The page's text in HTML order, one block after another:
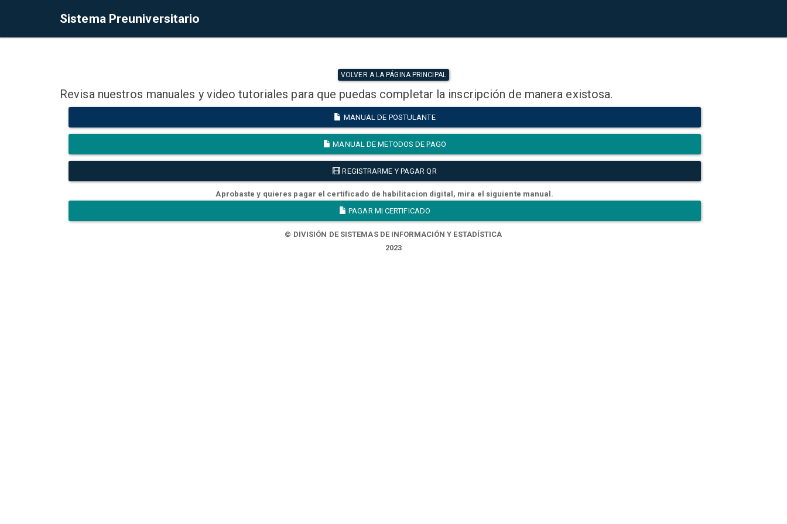
Sistema Preuniversitario
VOLVER A LA PÁGINA PRINCIPAL
Revisa nuestros manuales y video tutoriales para que puedas completar la inscripción de manera existosa.
MANUAL DE POSTULANTE
MANUAL DE METODOS DE PAGO
REGISTRARME Y PAGAR QR
Aprobaste y quieres pagar el certificado de habilitacion digital, mira el siguiente manual.
PAGAR MI CERTIFICADO
© DIVISIÓN DE SISTEMAS DE INFORMACIÓN Y ESTADÍSTICA
2023